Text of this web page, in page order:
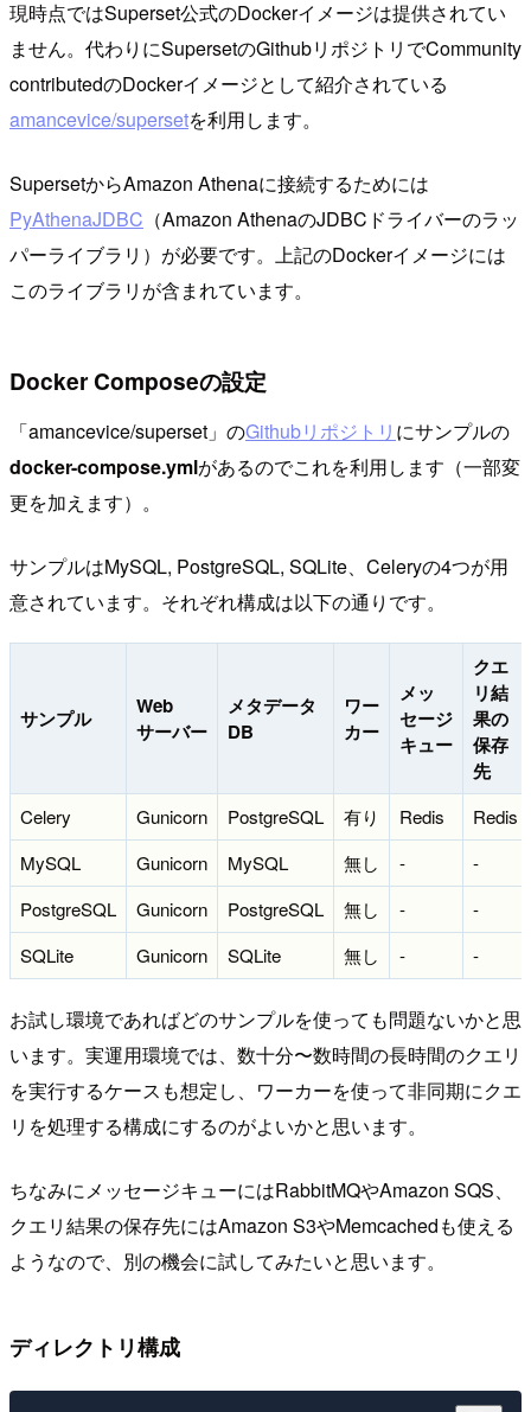
現時点ではSuperset公式のDockerイメージは提供されてい
ません。代わりにSupersetのGithubリポジトリでCommunity
contributedのDockerイメージとして紹介されている
amancevice/supersetを利用します。
SupersetからAmazon Athenaに接続するためには
PyAthenaJDBC （Amazon AthenaのJDBCドライバーのラッ
パーライブラリ）が必要です。上記のDockerイメージには
このライブラリが含まれています。
Docker Composeの設定
「amancevice/superset」のGithubリポジトリ にサンプルの
docker-compose.ymlがあるのでこれを利用します（一部変
更を加えます）。
サンプルはMySQL, PostgreSQL, SQLite、Celeryの4つが用
意されています。それぞれ構成は以下の通りです。
サンプル
Web
サーバー
メタデータ
DB
ワー
カー
メッ
セージ
キュー
クエ
リ結
果の
保存
先
Celery Gunicorn PostgreSQL 有り Redis
Redis
MySQL
Gunicorn MySQL 無し -
-
PostgreSQL
Gunicorn PostgreSQL 無し -
-
SQLite
Gunicorn SQLite 無し - -
お試し環境であればどのサンプルを使っても問題ないかと思
います。実運用環境では、数十分〜数時間の長時間のクエリ
を実行するケースも想定し、ワーカーを使って非同期にクエ
リを処理する構成にするのがよいかと思います。
ちなみにメッセージキューにはRabbitMQやAmazon SQS、
クエリ結果の保存先にはAmazon S3やMemcachedも使える
ようなので、別の機会に試してみたいと思います。
ディレクトリ構成